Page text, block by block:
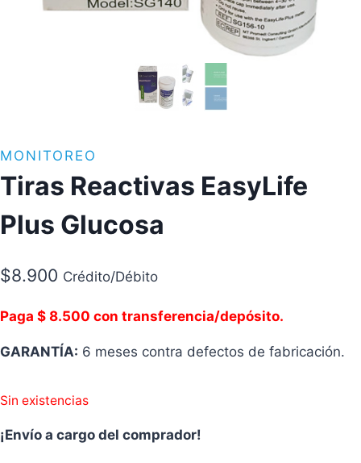
MONITOREO
Tiras Reactivas EasyLife
Plus Glucosa
$8.900 Crédito/Débito
Paga $ 8.500 con transferencia/depósito.
GARANTÍA: 6 meses contra defectos de fabricación.
Sin existencias
¡Envío a cargo del comprador!